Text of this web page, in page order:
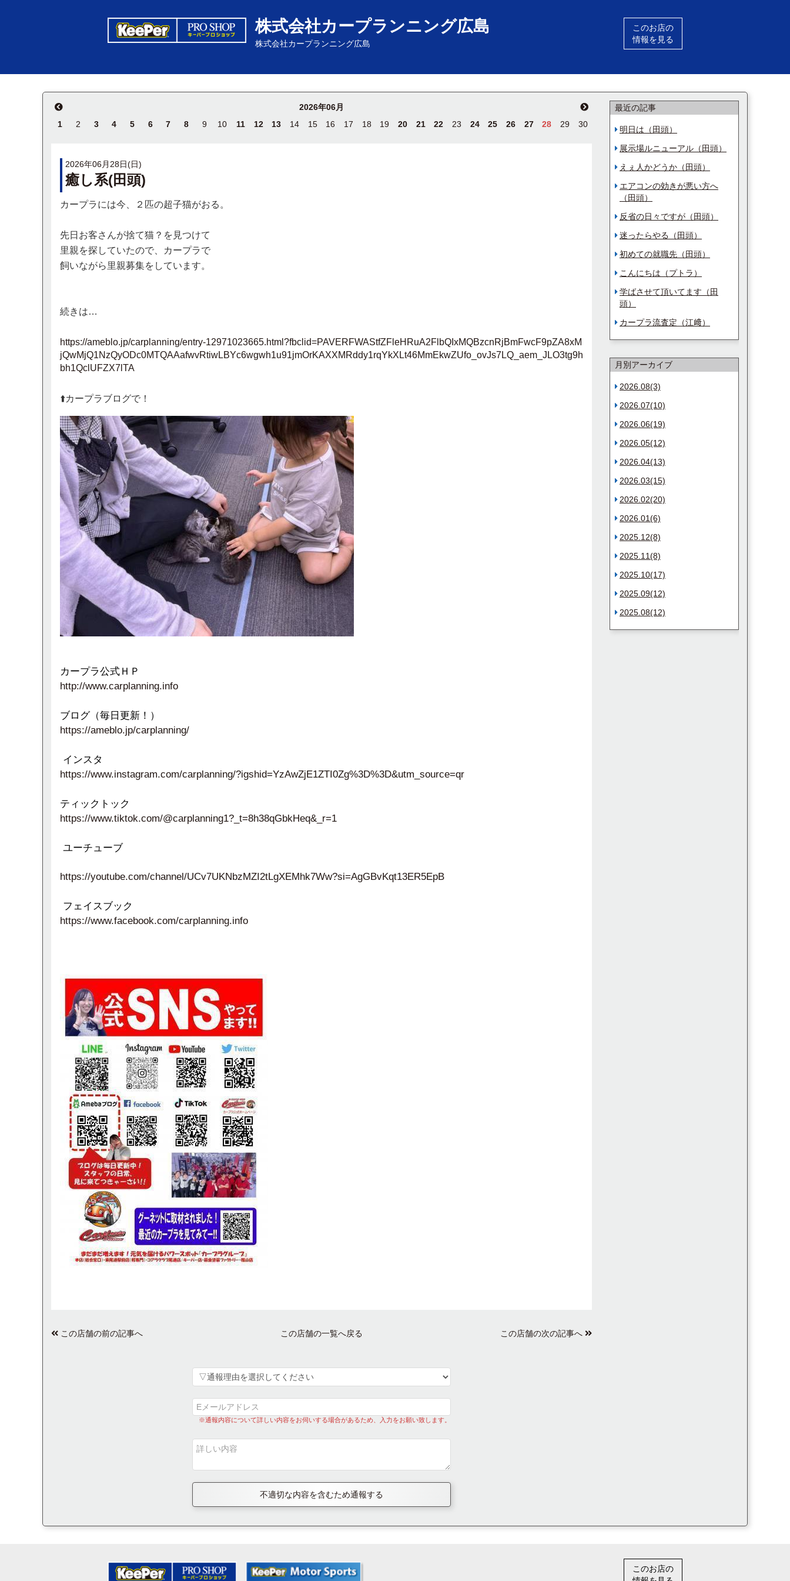
株式会社カープランニング広島
株式会社カープランニング広島
このお店の
情報を見る
2026年06月
1
2 3 4 5 6 7 8 9 10 11 12 13 14 15 16 17 18 19 20 21 22 23 24 25 26 27 28 29 30
2026年06月28日(日)
癒し系(田頭)
カープラには今、２匹の超子猫がおる。
先日お客さんが捨て猫？を見つけて
里親を探していたので、カープラで
飼いながら里親募集をしています。
続きは…
https://ameblo.jp/carplanning/entry-12971023665.html?fbclid=PAVERFWAStfZFleHRuA2FlbQIxMQBzcnRjBmFwcF9pZA8xM
jQwMjQ1NzQyODc0MTQAAafwvRtiwLBYc6wgwh1u91jmOrKAXXMRddy1rqYkXLt46MmEkwZUfo_ovJs7LQ_aem_JLO3tg9h
bh1QclUFZX7lTA
⬆️カープラブログで！
カープラ公式ＨＰ
http://www.carplanning.info
ブログ（毎日更新！）
https://ameblo.jp/carplanning/
インスタ
https://www.instagram.com/carplanning/?igshid=YzAwZjE1ZTI0Zg%3D%3D&utm_source=qr
ティックトック
https://www.tiktok.com/@carplanning1?_t=8h38qGbkHeq&_r=1
ユーチューブ
https://youtube.com/channel/UCv7UKNbzMZI2tLgXEMhk7Ww?si=AgGBvKqt13ER5EpB
フェイスブック
https://www.facebook.com/carplanning.info
この店舗の前の記事へ この店舗の一覧へ戻る この店舗の次の記事へ
※通報内容について詳しい内容をお伺いする場合があるため、入力をお願い致します。
不適切な内容を含むため通報する
最近の記事
明日は（田頭）
展示場ルニューアル（田頭）
えぇ人かどうか（田頭）
エアコンの効きが悪い方へ
（田頭）
反省の日々ですが（田頭）
迷ったらやる（田頭）
初めての就職先（田頭）
こんにちは（プトラ）
学ばさせて頂いてます（田
頭）
カープラ流査定（江﨑）
月別アーカイブ
2026.08(3)
2026.07(10)
2026.06(19)
2026.05(12)
2026.04(13)
2026.03(15)
2026.02(20)
2026.01(6)
2025.12(8)
2025.11(8)
2025.10(17)
2025.09(12)
2025.08(12)
このお店の